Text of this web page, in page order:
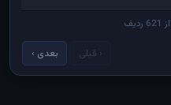
‹ قبلی بعدی ›